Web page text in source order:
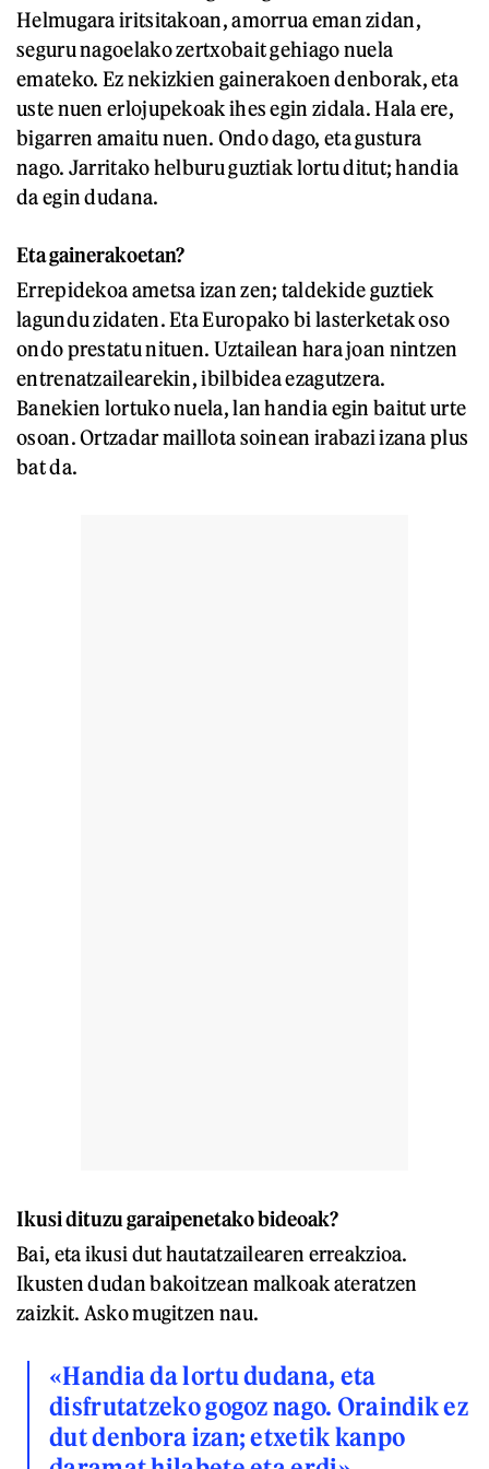
Helmugara iritsitakoan, amorrua eman zidan,
seguru nagoelako zertxobait gehiago nuela
emateko. Ez nekizkien gainerakoen denborak, eta
uste nuen erlojupekoak ihes egin zidala. Hala ere,
bigarren amaitu nuen. Ondo dago, eta gustura
nago. Jarritako helburu guztiak lortu ditut; handia
da egin dudana.
Eta gainerakoetan?
Errepidekoa ametsa izan zen; taldekide guztiek
lagundu zidaten. Eta Europako bi lasterketak oso
ondo prestatu nituen. Uztailean hara joan nintzen
entrenatzailearekin, ibilbidea ezagutzera.
Banekien lortuko nuela, lan handia egin baitut urte
osoan. Ortzadar maillota soinean irabazi izana plus
bat da.
Ikusi dituzu garaipenetako bideoak?
Bai, eta ikusi dut hautatzailearen erreakzioa.
Ikusten dudan bakoitzean malkoak ateratzen
zaizkit. Asko mugitzen nau.
«Handia da lortu dudana, eta
disfrutatzeko gogoz nago. Oraindik ez
dut denbora izan; etxetik kanpo